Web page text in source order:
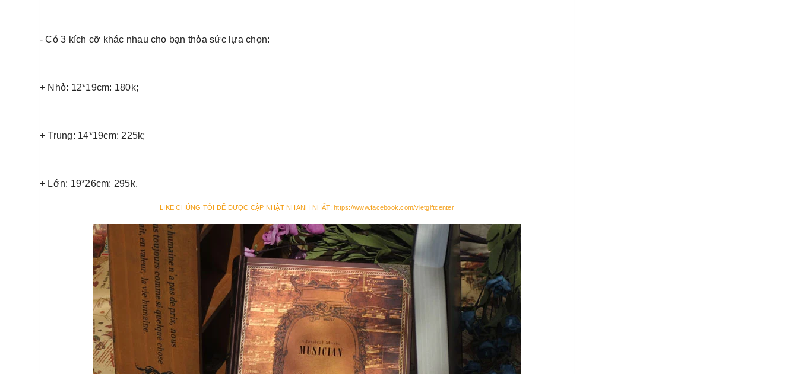
- Có 3 kích cỡ khác nhau cho bạn thỏa sức lựa chọn:
+ Nhỏ: 12*19cm: 180k;
+ Trung: 14*19cm: 225k;
+ Lớn: 19*26cm: 295k.
LIKE CHÚNG TÔI ĐỂ ĐƯỢC CẬP NHẬT NHANH NHẤT: https://www.facebook.com/vietgiftcenter